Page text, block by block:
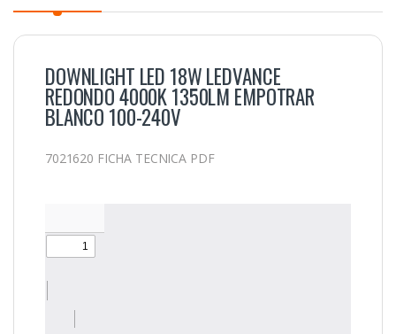
DOWNLIGHT LED 18W LEDVANCE
REDONDO 4000K 1350LM EMPOTRAR
BLANCO 100-240V
7021620 FICHA TECNICA PDF